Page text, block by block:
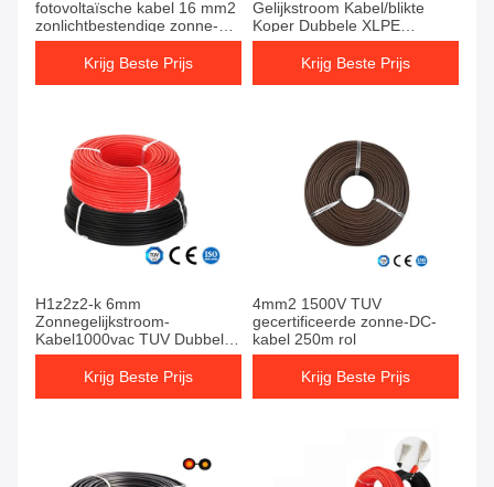
fotovoltaïsche kabel 16 mm2
zonlichtbestendige zonne-
DC-kabel
Krijg Beste Prijs
Gelijkstroom Kabel/blikte
Koper Dubbele XLPE
Zonnegelijkstroom Kabel in
Krijg Beste Prijs
H1z2z2-k 6mm
Zonnegelijkstroom-
Kabel1000vac TUV Dubbel
dat voor Photovoltaic
Systeem wordt geïsoleerd
Krijg Beste Prijs
4mm2 1500V TUV
gecertificeerde zonne-DC-
kabel 250m rol
Krijg Beste Prijs